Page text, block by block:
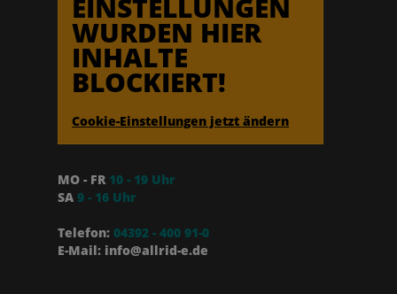
EINSTELLUNGEN
WURDEN HIER
INHALTE
BLOCKIERT!
Cookie-Einstellungen jetzt ändern
MO - FR 10 - 19 Uhr
SA 9 - 16 Uhr
Telefon: 04392 - 400 91-0
E-Mail: info@allrid-e.de